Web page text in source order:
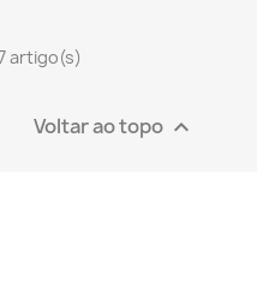
artigo(s)
Voltar ao topo 